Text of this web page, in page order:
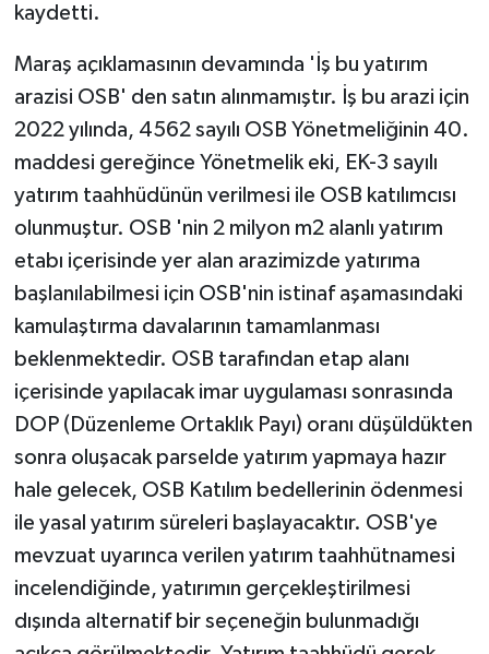
kaydetti.
Maraş açıklamasının devamında 'İş bu yatırım
arazisi OSB' den satın alınmamıştır. İş bu arazi için
2022 yılında, 4562 sayılı OSB Yönetmeliğinin 40.
maddesi gereğince Yönetmelik eki, EK-3 sayılı
yatırım taahhüdünün verilmesi ile OSB katılımcısı
olunmuştur. OSB 'nin 2 milyon m2 alanlı yatırım
etabı içerisinde yer alan arazimizde yatırıma
başlanılabilmesi için OSB'nin istinaf aşamasındaki
kamulaştırma davalarının tamamlanması
beklenmektedir. OSB tarafından etap alanı
içerisinde yapılacak imar uygulaması sonrasında
DOP (Düzenleme Ortaklık Payı) oranı düşüldükten
sonra oluşacak parselde yatırım yapmaya hazır
hale gelecek, OSB Katılım bedellerinin ödenmesi
ile yasal yatırım süreleri başlayacaktır. OSB'ye
mevzuat uyarınca verilen yatırım taahhütnamesi
incelendiğinde, yatırımın gerçekleştirilmesi
dışında alternatif bir seçeneğin bulunmadığı